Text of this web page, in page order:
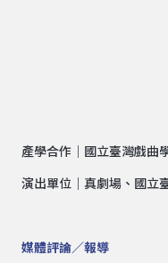
產學合作｜國立臺灣戲曲
演出單位｜真劇場、國立
媒體評論／報導